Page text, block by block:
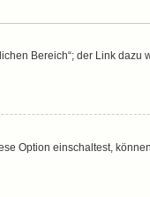
Bereich“; der Link dazu
Option einschaltest,